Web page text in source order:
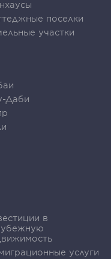
поселки
участки
Даби
в
услуги